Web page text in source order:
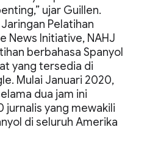
ujar Guillen.
Pelatihan
News Initiative, NAHJ
berbahasa Spanyol
yang tersedia di
Mulai Januari 2020,
dua jam ini
jurnalis yang mewakili
di seluruh Amerika